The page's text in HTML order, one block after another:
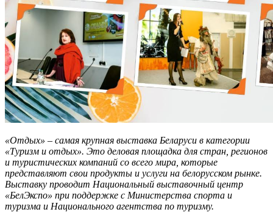
«Отдых» – самая крупная выставка Беларуси в категории
«Туризм и отдых». Это деловая площадка для стран, регионов
и туристических компаний со всего мира, которые
представляют свои продукты и услуги на белорусском рынке.
Выставку проводит Национальный выставочный центр
«БелЭкспо» при поддержке с Министерства спорта и
туризма и Национального агентства по туризму.